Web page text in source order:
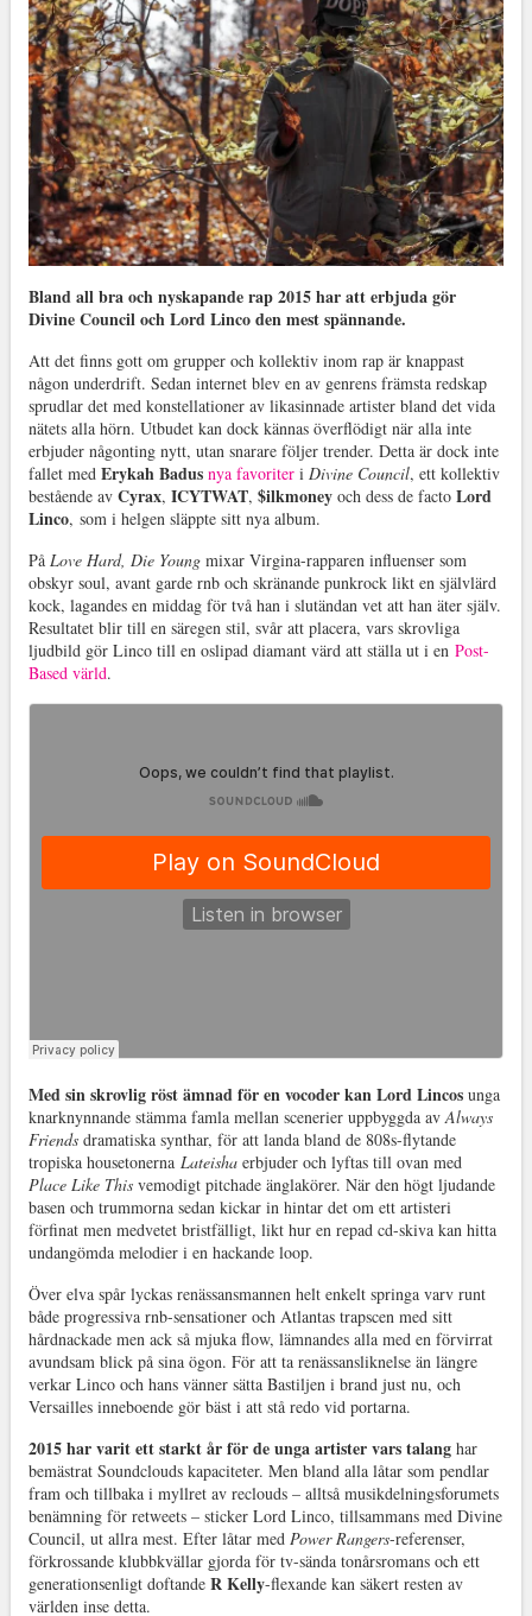
Bland all bra och nyskapande rap 2015 har att erbjuda gör
Divine Council och Lord Linco den mest spännande.
Att det finns gott om grupper och kollektiv inom rap är knappast
någon underdrift. Sedan internet blev en av genrens främsta redskap
sprudlar det med konstellationer av likasinnade artister bland det vida
nätets alla hörn. Utbudet kan dock kännas överflödigt när alla inte
erbjuder någonting nytt, utan snarare följer trender. Detta är dock inte
fallet med Erykah Badus nya favoriteri Divine Council, ett kollektiv
bestående av Cyrax, ICYTWAT, $ilkmoneyoch dess de facto Lord
Linco, som i helgen släppte sitt nya album.
På Love Hard, Die Youngmixar Virgina-rapparen influenser som
obskyr soul, avant garde rnb och skränande punkrock likt en självlärd
kock, lagandes en middag för två han i slutändan vet att han äter själv.
Resultatet blir till en säregen stil, svår att placera, vars skrovliga
ljudbild gör Linco till en oslipad diamant värd att ställa ut i en Post-
Based värld.
Med sin skrovlig röst ämnad för en vocoder kan Lord Lincosunga
knarknynnande stämma famla mellan scenerier uppbyggda avAlways
Friendsdramatiska synthar, för att landa bland de 808s-flytande
tropiska housetonerna Lateishaerbjuder och lyftas till ovan med
Place Like Thisvemodigt pitchade änglakörer. När den högt ljudande
basen och trummorna sedan kickar in hintar det om ett artisteri
förfinat men medvetet bristfälligt, likt hur en repad cd-skiva kan hitta
undangömda melodier i en hackande loop.
Över elva spår lyckas renässansmannen helt enkelt springa varv runt
både progressiva rnb-sensationer och Atlantas trapscen med sitt
hårdnackade men ack så mjuka flow, lämnandes alla med en förvirrat
avundsam blick på sina ögon. För att ta renässansliknelse än längre
verkar Linco och hans vänner sätta Bastiljen i brand just nu, och
Versailles inneboende gör bäst i att stå redo vid portarna.
2015 har varit ett starkt år för de unga artister vars talanghar
bemästrat Soundclouds kapaciteter. Men bland alla låtar som pendlar
fram och tillbaka i myllret av reclouds – alltså musikdelningsforumets
benämning för retweets – sticker Lord Linco, tillsammans med Divine
Council, ut allra mest. Efter låtar medPower Rangers-referenser,
förkrossande klubbkvällar gjorda för tv-sända tonårsromans och ett
generationsenligt doftande R Kelly-flexande kan säkert resten av
världen inse detta.